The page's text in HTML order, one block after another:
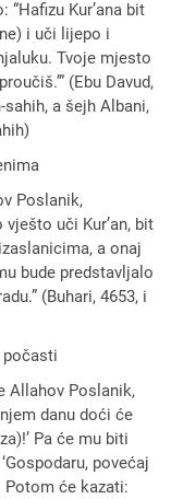
Kur’ana bit
i uči lijepo i
Tvoje mjesto
(Ebu Davud,
a šejh Albani,
Poslanik,
uči Kur’an, bit
a onaj
bude predstavljalo
(Buhari, 4653, i
Allahov Poslanik,
danu doći će
Pa će mu biti
povećaj
Potom će kazati: